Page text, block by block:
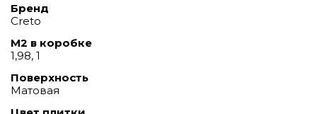
Бренд
Creto
М2 в коробке
1,98, 1
Поверхность
Матовая